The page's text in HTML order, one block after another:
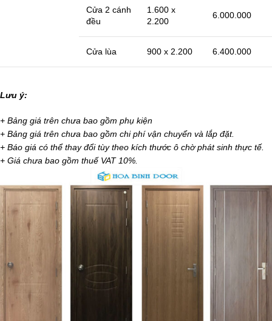
Cửa 2 cánh
đều
1.600 x
2.200
6.000.000
Cửa lùa 900 x 2.200 6.400.000
Lưu ý:
+ Bảng giá trên chưa bao gồm phụ kiện
+ Bảng giá trên chưa bao gồm chi phí vận chuyển và lắp đặt.
+ Báo giá có thể thay đổi tùy theo kích thước ô chờ phát sinh thực tế.
+ Giá chưa bao gồm thuế VAT 10%.